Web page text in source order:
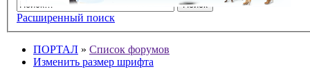
Расширенный поиск
ПОРТАЛ » Список форумов
Изменить размер шрифта